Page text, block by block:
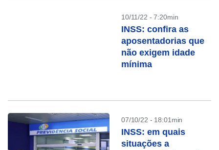
10/11/22 - 7:20min
INSS: confira as
aposentadorias que
não exigem idade
mínima
07/10/22 - 18:01min
INSS: em quais
situações a